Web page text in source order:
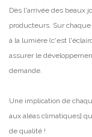
Dès l'arrivée des beaux
producteurs. Sur
à la lumière (c'est
assurer le
demande.
Une implication de
aux aléas climatiques]
de qualité !